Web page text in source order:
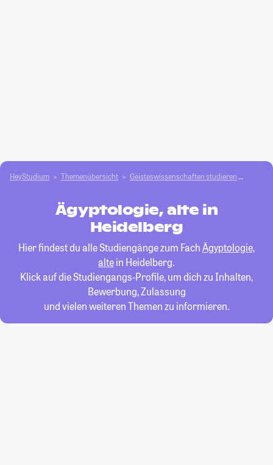
HeyStudium Themenübersicht Geisteswissenschaften studieren
Ägyptologie, alte in
Heidelberg
Hier findest du alle Studiengänge zum FachÄgyptologie,
altein Heidelberg.
Klick auf die Studiengangs-Profile, um dich zu Inhalten,
Bewerbung, Zulassung
und vielen weiteren Themen zu informieren.